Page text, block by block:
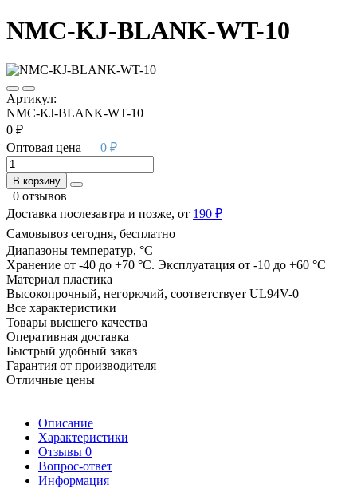
NMC-KJ-BLANK-WT-10
Артикул:
NMC-KJ-BLANK-WT-10
0 ₽
Оптовая цена — 0 ₽
В корзину
0 отзывов
Доставка послезавтра и позже, от 190 ₽
Самовывоз сегодня, бесплатно
Диапазоны температур, °C
Хранение от -40 до +70 °C. Эксплуатация от -10 до +60 °C
Материал пластика
Высокопрочный, негорючий, соответствует UL94V-0
Все характеристики
Товары высшего качества
Оперативная доставка
Быстрый удобный заказ
Гарантия от производителя
Отличные цены
Описание
Характеристики
Отзывы 0
Вопрос-ответ
Информация